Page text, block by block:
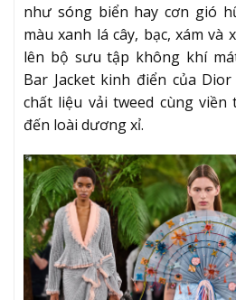
như sóng biển hay cơn gió
màu xanh lá cây, bạc, xám
lên bộ sưu tập không khí
Bar Jacket kinh điển của
chất liệu vải tweed cùng viền
đến loài dương xỉ.